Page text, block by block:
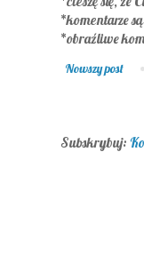
*komentarze
*obraźliwe
Nowszy post
Subskrybuj: